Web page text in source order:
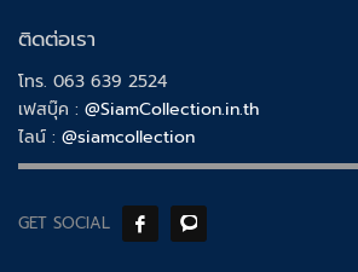
ติดต่อเรา
โทร. 063 639 2524
เฟสบุ๊ค : @SiamCollection.in.th
ไลน์ : @siamcollection
GET SOCIAL